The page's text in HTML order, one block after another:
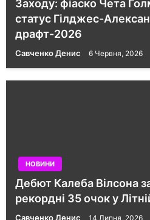
Заходу: фіаско Чета
статус Гілджес-
драфт-2026
Савченко Денис 6 Червня, 2026
НОВИНИ
Дебют Калеба Вілсона
рекордні 35 очок у
Савченко Денис 14 Липня, 2026